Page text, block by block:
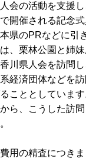
会の活動を支援
開催される記念
県のPRなどに引
、栗林公園と姉
川県人会を訪問
経済団体などを
こととしています
ら、こうした訪
用の精査につき